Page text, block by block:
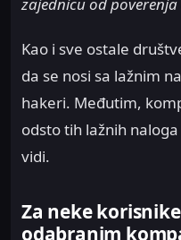
Kao i sve ostale
da se nosi sa lažnim
hakeri. Međutim,
odsto tih lažnih
vidi.
Za neke
odabranim